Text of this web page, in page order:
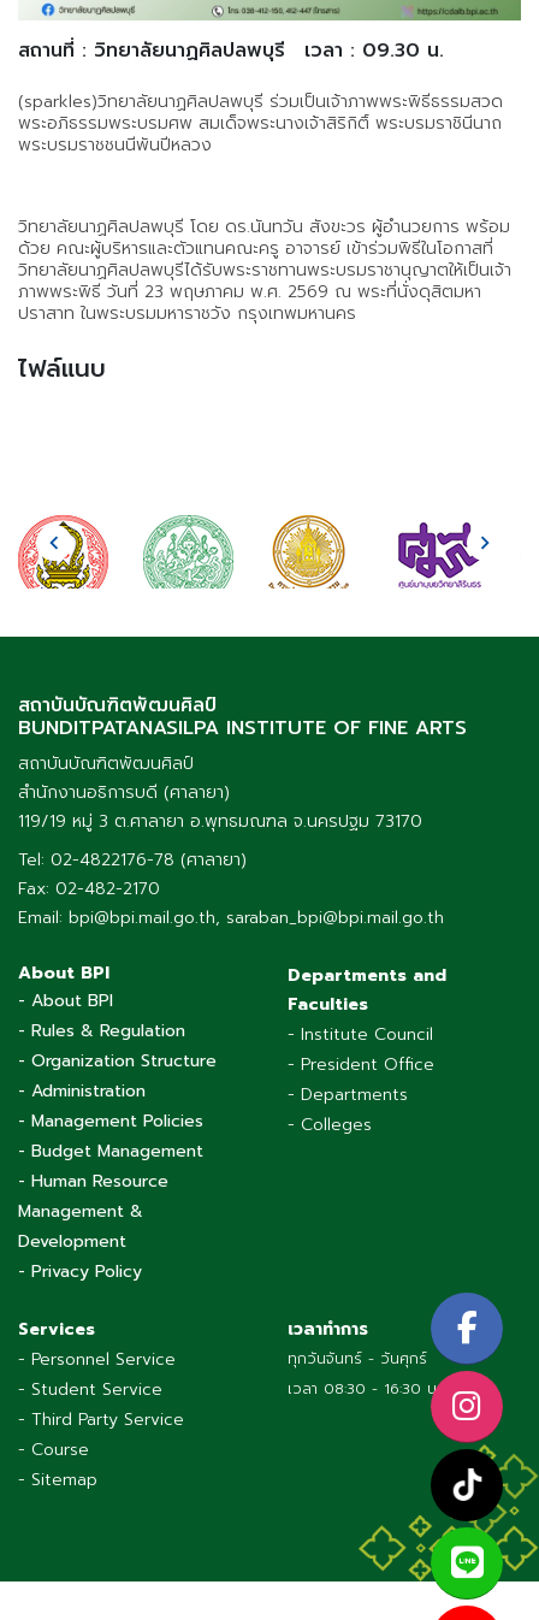
สถานที่ : วิทยาลัยนาฏศิลปลพบุรี เวลา : 09.30 น.
(sparkles)วิทยาลัยนาฏศิลปลพบุรี ร่วมเป็นเจ้าภาพพระพิธีธรรมสวด
พระอภิธรรมพระบรมศพ สมเด็จพระนางเจ้าสิริกิติ์ พระบรมราชินีนาถ
พระบรมราชชนนีพันปีหลวง
วิทยาลัยนาฏศิลปลพบุรี โดย ดร.นันทวัน สังขะวร ผู้อำนวยการ พร้อม
ด้วย คณะผู้บริหารและตัวแทนคณะครู อาจารย์ เข้าร่วมพิธีในโอกาสที่
วิทยาลัยนาฏศิลปลพบุรีได้รับพระราชทานพระบรมราชานุญาตให้เป็นเจ้า
ภาพพระพิธี วันที่ 23 พฤษภาคม พ.ศ. 2569 ณ พระที่นั่งดุสิตมหา
ปราสาท ในพระบรมมหาราชวัง กรุงเทพมหานคร
ไฟล์แนบ
สถาบันบัณฑิตพัฒนศิลป์
BUNDITPATANASILPA INSTITUTE OF FINE ARTS
สถาบันบัณฑิตพัฒนศิลป์
สำนักงานอธิการบดี (ศาลายา)
119/19 หมู่ 3 ต.ศาลายา อ.พุทธมณฑล จ.นครปฐม 73170
Tel: 02-4822176-78 (ศาลายา)
Fax: 02-482-2170
Email: bpi@bpi.mail.go.th, saraban_bpi@bpi.mail.go.th
About BPI
- About BPI
- Rules & Regulation
- Organization Structure
- Administration
- Management Policies
- Budget Management
- Human Resource
Management &
Development
- Privacy Policy
Departments and
Faculties
- Institute Council
- President Office
- Departments
- Colleges
Services
- Personnel Service
- Student Service
- Third Party Service
- Course
- Sitemap
เวลาทำการ
ทุกวันจันทร์ - วันศุกร์
เวลา 08:30 - 16:30 น.